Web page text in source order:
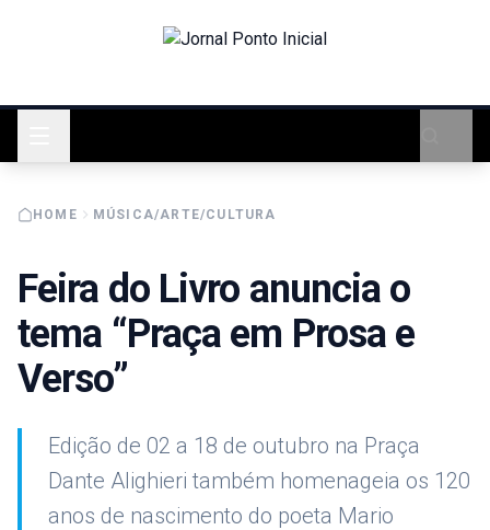
HOME MÚSICA/ARTE/CULTURA
Feira do Livro anuncia o
tema “Praça em Prosa e
Verso”
Edição de 02 a 18 de outubro na Praça
Dante Alighieri também homenageia os 120
anos de nascimento do poeta Mario